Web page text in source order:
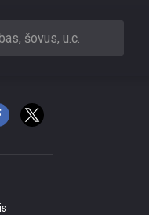
šovus, u.c.